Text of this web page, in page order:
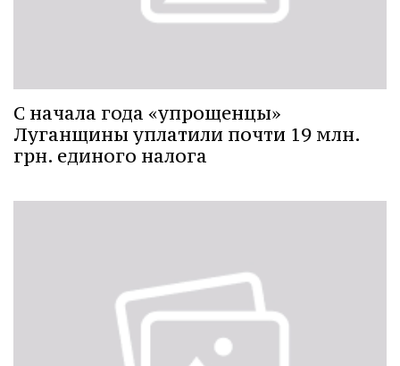
С начала года «упрощенцы»
Луганщины уплатили почти 19 млн.
грн. единого налога